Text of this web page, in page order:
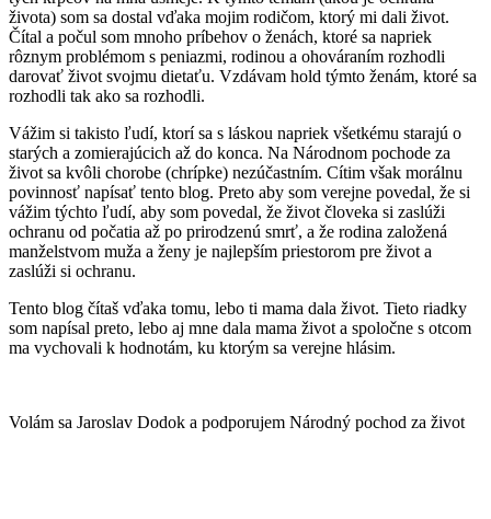
života) som sa dostal vďaka mojim rodičom, ktorý mi dali život.
Čítal a počul som mnoho príbehov o ženách, ktoré sa napriek
rôznym problémom s peniazmi, rodinou a ohováraním rozhodli
darovať život svojmu dietaťu. Vzdávam hold týmto ženám, ktoré sa
rozhodli tak ako sa rozhodli.
Vážim si takisto ľudí, ktorí sa s láskou napriek všetkému starajú o
starých a zomierajúcich až do konca. Na Národnom pochode za
život sa kvôli chorobe (chrípke) nezúčastním. Cítim však morálnu
povinnosť napísať tento blog. Preto aby som verejne povedal, že si
vážim týchto ľudí, aby som povedal, že život človeka si zaslúži
ochranu od počatia až po prirodzenú smrť, a že rodina založená
manželstvom muža a ženy je najlepším priestorom pre život a
zaslúži si ochranu.
Tento blog čítaš vďaka tomu, lebo ti mama dala život. Tieto riadky
som napísal preto, lebo aj mne dala mama život a spoločne s otcom
ma vychovali k hodnotám, ku ktorým sa verejne hlásim.
Volám sa Jaroslav Dodok a podporujem Národný pochod za život